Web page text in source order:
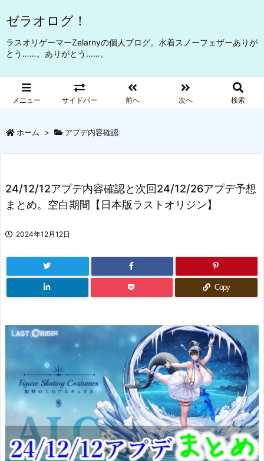
ゼラオログ！
ラスオリゲーマーZelarnyの個人ブログ。水着スノーフェザーありが
とう……。ありがとう……。
メニュー サイドバー 前へ 次へ 検索
ホーム > アプデ内容確認
24/12/12アプデ内容確認と次回24/12/26アプデ予想
まとめ。空白期間【日本版ラストオリジン】
2024年12月12日
Copy